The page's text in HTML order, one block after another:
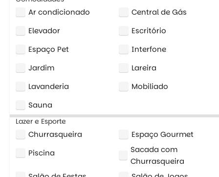
Ar condicionado
Central de Gás
Elevador
Escritório
Espaço Pet
Interfone
Jardim
Lareira
Lavanderia
Mobiliado
Sauna
Lazer e Esporte
Churrasqueira
Espaço Gourmet
Piscina
Sacada com
Churrasqueira